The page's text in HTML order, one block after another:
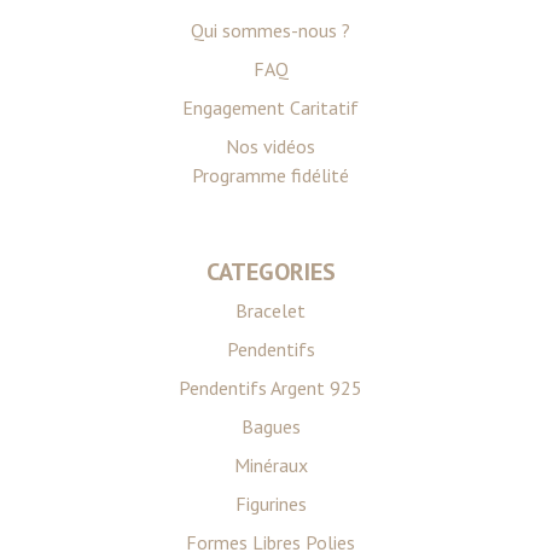
Qui sommes-nous ?
FAQ
Engagement Caritatif
Nos vidéos
Programme fidélité
CATEGORIES
Bracelet
Pendentifs
Pendentifs Argent 925
Bagues
Minéraux
Figurines
Formes Libres Polies